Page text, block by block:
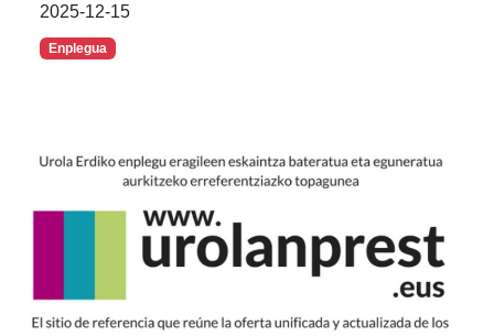
2025-12-15
Enplegua